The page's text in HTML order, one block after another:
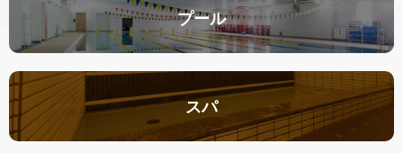
プール
スパ